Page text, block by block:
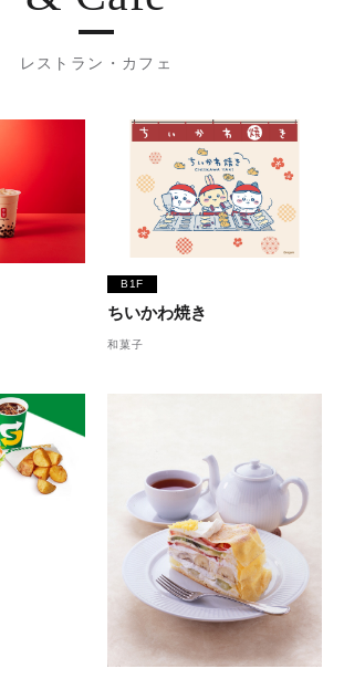
レストラン・カフェ
B1F
ちいかわ焼き
和菓子